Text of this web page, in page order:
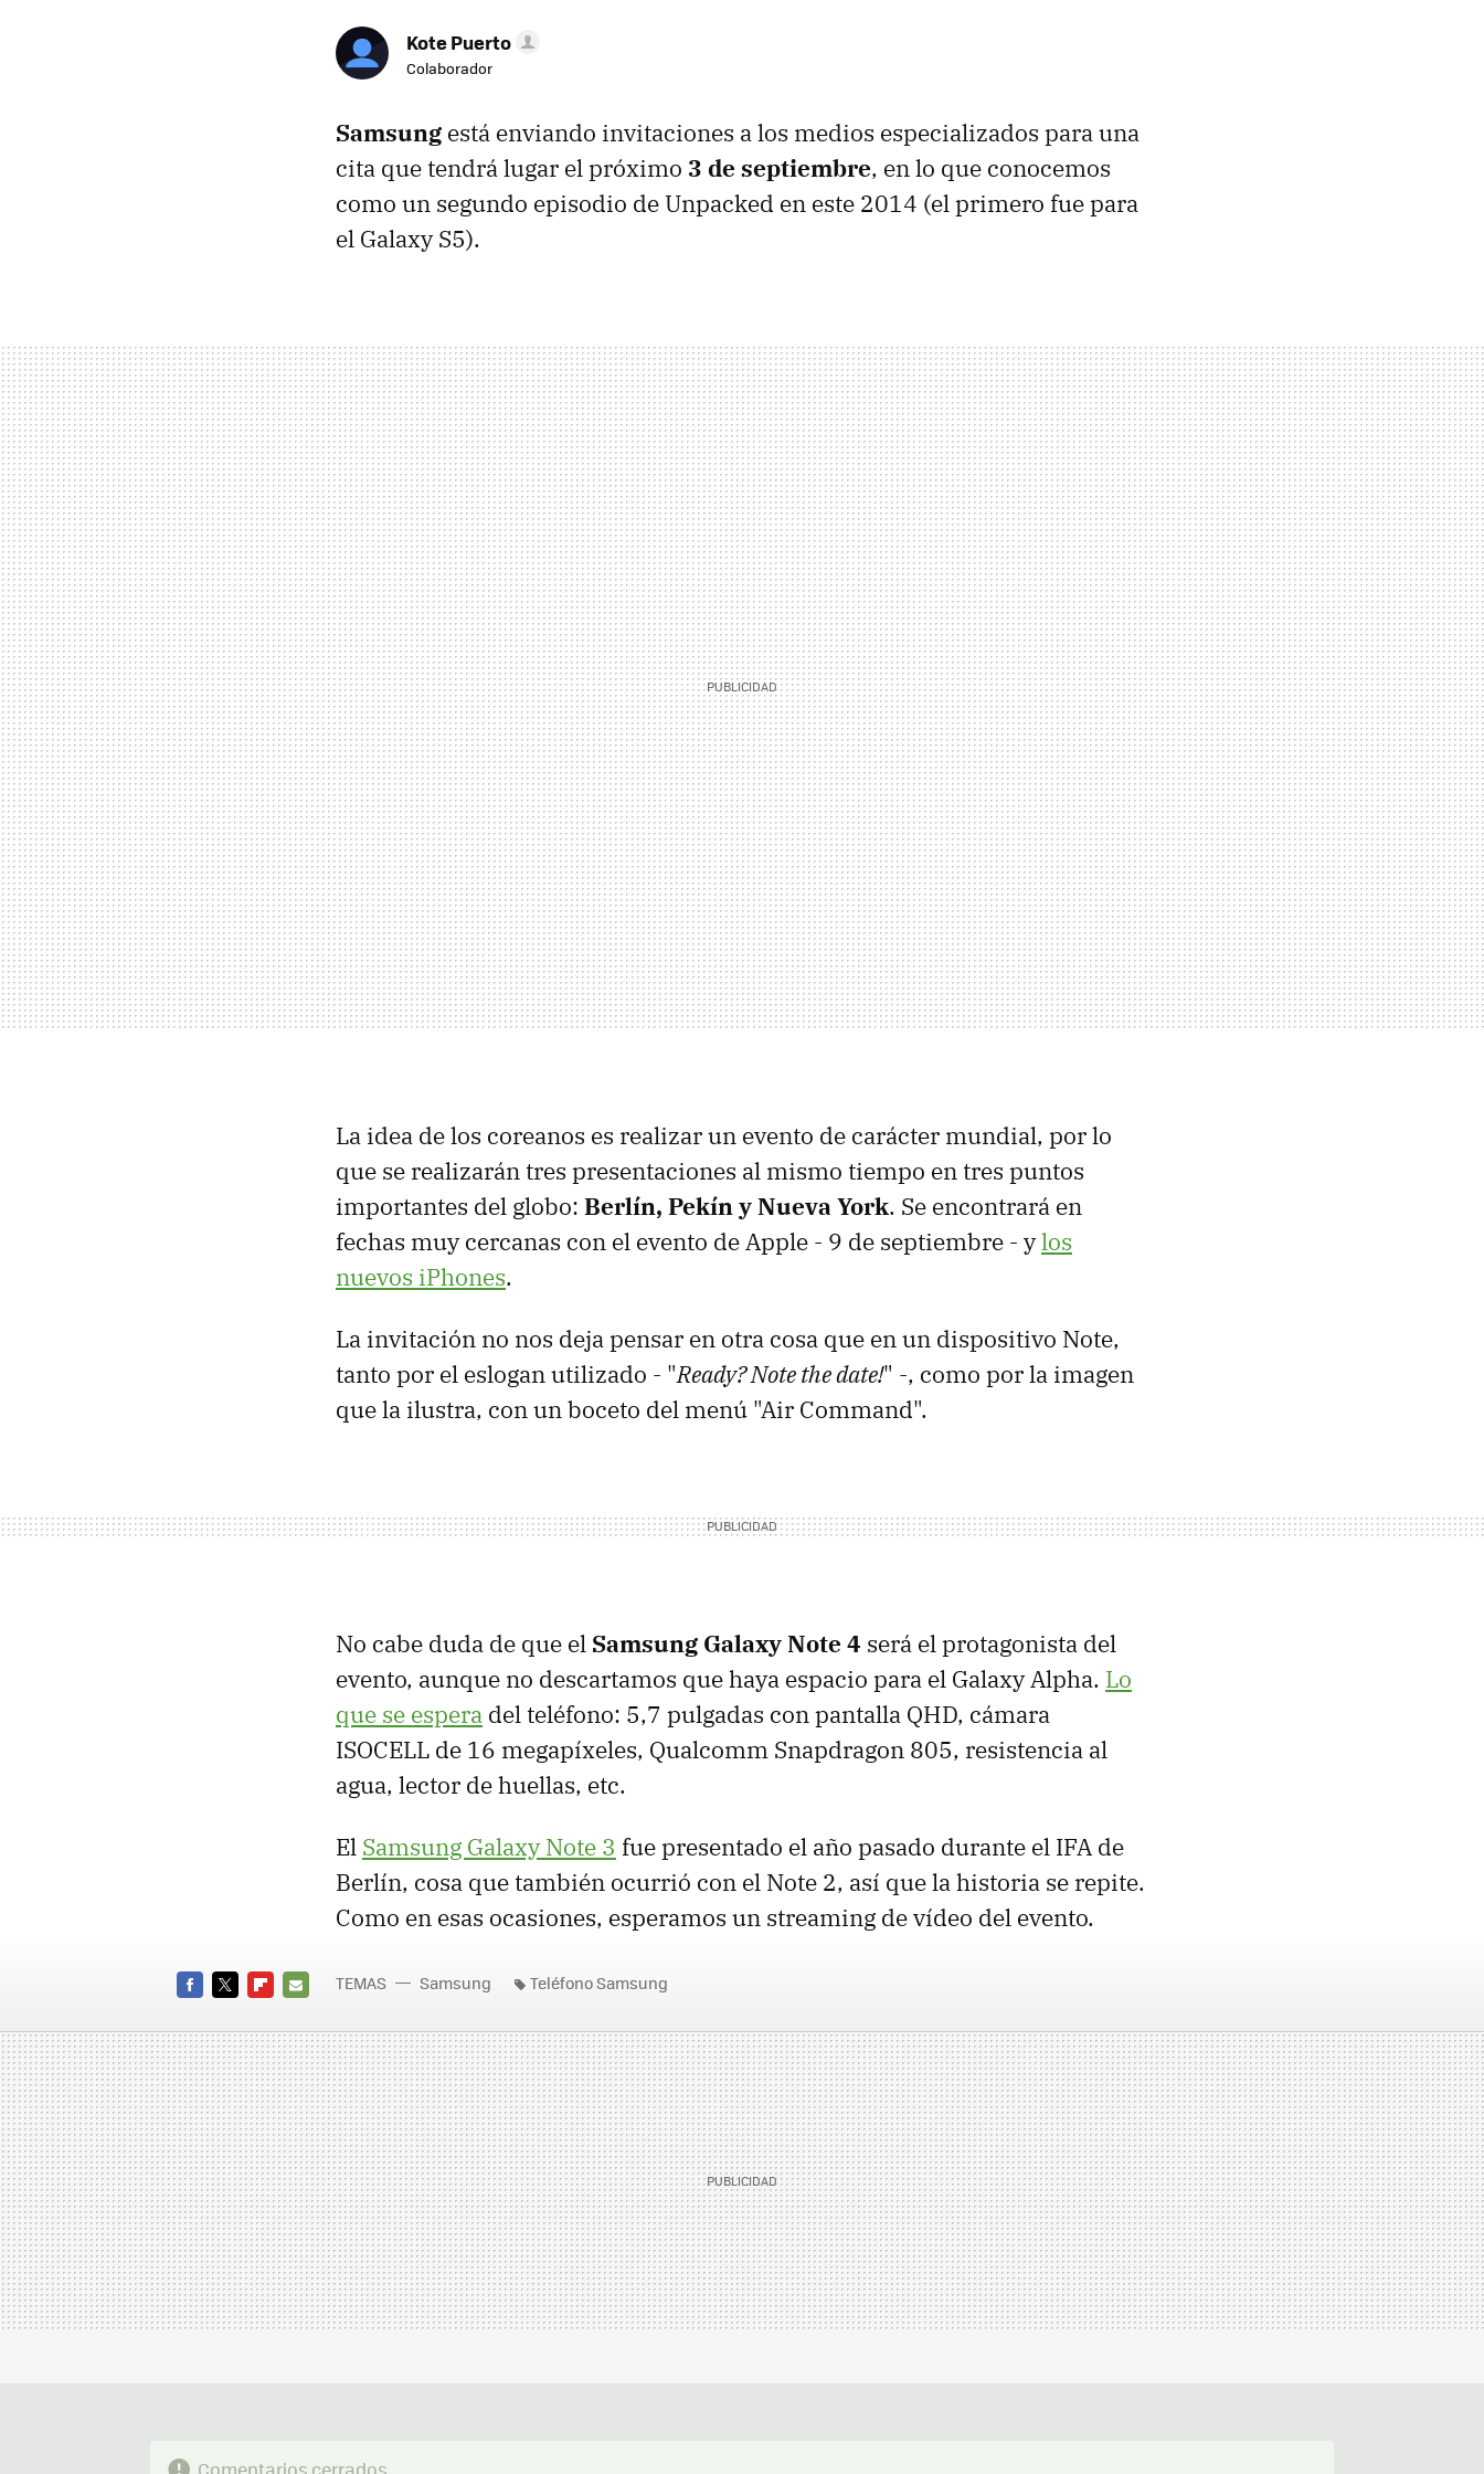
Kote Puerto
Colaborador
Samsung está enviando invitaciones a los medios especializados para una
cita que tendrá lugar el próximo 3 de septiembre, en lo que conocemos
como un segundo episodio de Unpacked en este 2014 (el primero fue para
el Galaxy S5).
La idea de los coreanos es realizar un evento de carácter mundial, por lo
que se realizarán tres presentaciones al mismo tiempo en tres puntos
importantes del globo: Berlín, Pekín y Nueva York. Se encontrará en
fechas muy cercanas con el evento de Apple - 9 de septiembre - ylos
nuevos iPhones.
La invitación no nos deja pensar en otra cosa que en un dispositivo Note,
tanto por el eslogan utilizado - "Ready? Note the date!" -, como por la imagen
que la ilustra, con un boceto del menú "Air Command".
No cabe duda de que el Samsung Galaxy Note 4 será el protagonista del
evento, aunque no descartamos que haya espacio para el Galaxy Alpha. Lo
que se espera del teléfono: 5,7 pulgadas con pantalla QHD, cámara
ISOCELL de 16 megapíxeles, Qualcomm Snapdragon 805, resistencia al
agua, lector de huellas, etc.
El Samsung Galaxy Note 3 fue presentado el año pasado durante el IFA de
Berlín, cosa que también ocurrió con el Note 2, así que la historia se repite.
Como en esas ocasiones, esperamos un streaming de vídeo del evento.
MAIL
TEMAS Samsung Teléfono Samsung